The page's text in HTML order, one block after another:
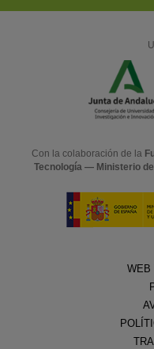
Con la colaboración de la
Tecnología — Ministerio
WEB